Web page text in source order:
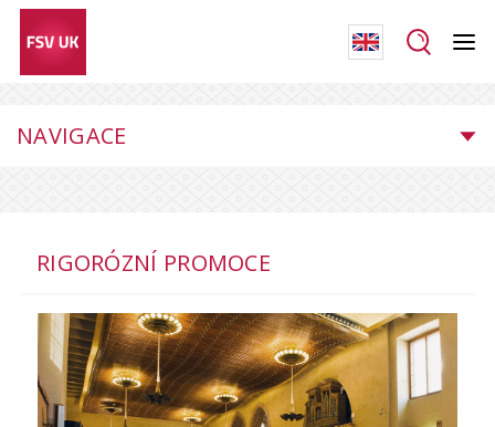
NAVIGACE
RIGORÓZNÍ PROMOCE